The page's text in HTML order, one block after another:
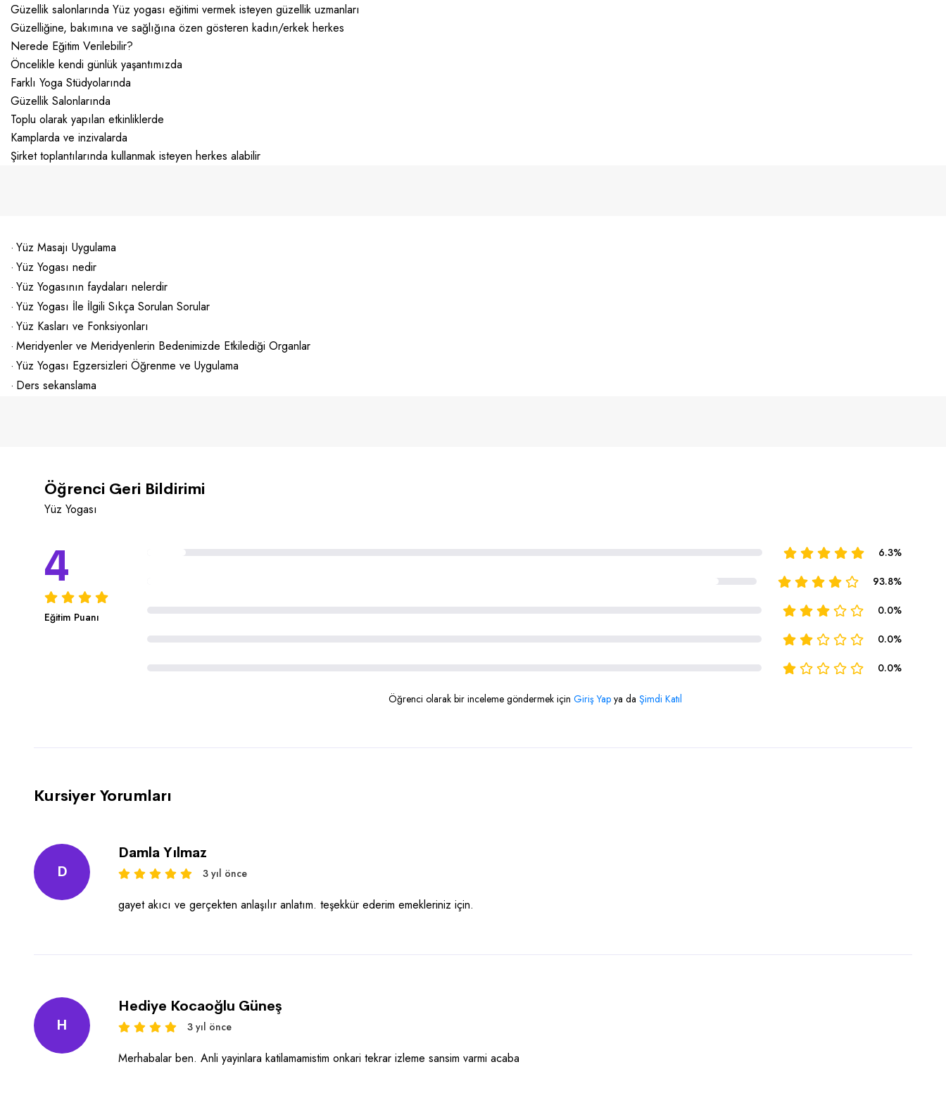
Güzellik salonlarında Yüz yogası eğitimi vermek isteyen güzellik uzmanları
Güzelliğine, bakımına ve sağlığına özen gösteren kadın/erkek herkes
Nerede Eğitim Verilebilir?
Öncelikle kendi günlük yaşantımızda
Farklı Yoga Stüdyolarında
Güzellik Salonlarında
Toplu olarak yapılan etkinliklerde
Kamplarda ve inzivalarda
Şirket toplantılarında kullanmak isteyen herkes alabilir
· Yüz Masajı Uygulama
· Yüz Yogası nedir
· Yüz Yogasının faydaları nelerdir
· Yüz Yogası İle İlgili Sıkça Sorulan Sorular
· Yüz Kasları ve Fonksiyonları
· Meridyenler ve Meridyenlerin Bedenimizde Etkilediği Organlar
· Yüz Yogası Egzersizleri Öğrenme ve Uygulama
· Ders sekanslama
Öğrenci Geri Bildirimi
Yüz Yogası
4
Eğitim Puanı
6.3%
93.8%
0.0%
0.0%
0.0%
Öğrenci olarak bir inceleme göndermek için Giriş Yap ya da Şimdi Katıl
Kursiyer Yorumları
D
Damla Yılmaz
3 yıl önce
gayet akıcı ve gerçekten anlaşılır anlatım. teşekkür ederim emekleriniz için.
H
Hediye Kocaoğlu Güneş
3 yıl önce
Merhabalar ben. Anli yayinlara katilamamistim onkari tekrar izleme sansim varmi acaba